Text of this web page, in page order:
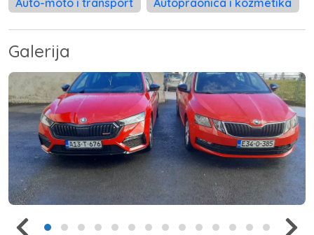
Auto-moto i transport Autopraonica i kozmetika
Galerija